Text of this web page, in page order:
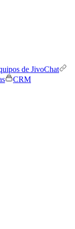
de JivoChat
CRM